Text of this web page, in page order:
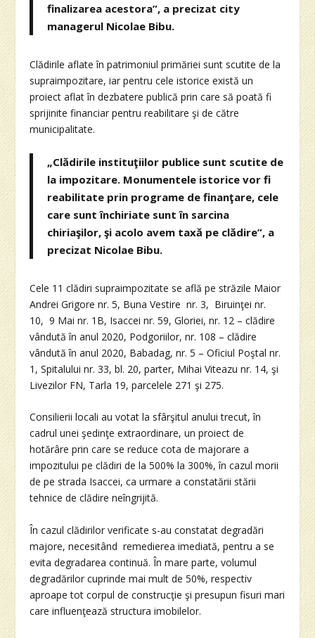
finalizarea acestora”, a precizat city
managerul Nicolae Bibu.
Clădirile aflate în patrimoniul primăriei sunt scutite de la
supraimpozitare, iar pentru cele istorice există un
proiect aflat în dezbatere publică prin care să poată fi
sprijinite financiar pentru reabilitare şi de către
municipalitate.
„Clădirile instituţiilor publice sunt scutite de
la impozitare. Monumentele istorice vor fi
reabilitate prin programe de finanţare, cele
care sunt închiriate sunt în sarcina
chiriaşilor, şi acolo avem taxă pe clădire”, a
precizat Nicolae Bibu.
Cele 11 clădiri supraimpozitate se află pe străzile Maior
Andrei Grigore nr. 5, Buna Vestire nr. 3, Biruinţei nr.
10, 9 Mai nr. 1B, Isaccei nr. 59, Gloriei, nr. 12 – clădire
vândută în anul 2020, Podgoriilor, nr. 108 – clădire
vândută în anul 2020, Babadag, nr. 5 – Oficiul Poştal nr.
1, Spitalului nr. 33, bl. 20, parter, Mihai Viteazu nr. 14, şi
Livezilor FN, Tarla 19, parcelele 271 şi 275.
Consilierii locali au votat la sfârşitul anului trecut, în
cadrul unei şedinţe extraordinare, un proiect de
hotărâre prin care se reduce cota de majorare a
impozitului pe clădiri de la 500% la 300%, în cazul morii
de pe strada Isaccei, ca urmare a constatării stării
tehnice de clădire neîngrijită.
În cazul clădirilor verificate s-au constatat degradări
majore, necesitând remedierea imediată, pentru a se
evita degradarea continuă. În mare parte, volumul
degradărilor cuprinde mai mult de 50%, respectiv
aproape tot corpul de construcţie şi presupun fisuri mari
care influenţează structura imobilelor.